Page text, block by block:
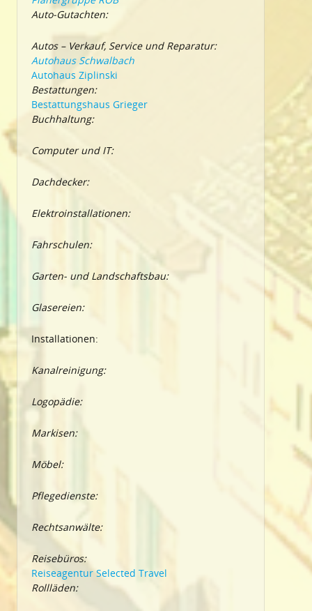
Auto-Gutachten:
Autos – Verkauf, Service und Reparatur:
Autohaus Schwalbach
Autohaus Ziplinski
Bestattungen:
Bestattungshaus Grieger
Buchhaltung:
Computer und IT:
Dachdecker:
Elektroinstallationen:
Fahrschulen:
Garten- und Landschaftsbau:
Glasereien:
Installationen:
Kanalreinigung:
Logopädie:
Markisen:
Möbel:
Pflegedienste:
Rechtsanwälte:
Reisebüros:
Reiseagentur Selected Travel
Rollläden: